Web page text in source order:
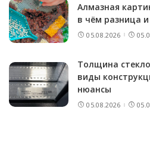
Алмазная
в чём разница
05.08.2026
Толщина
виды
нюансы
05.08.2026